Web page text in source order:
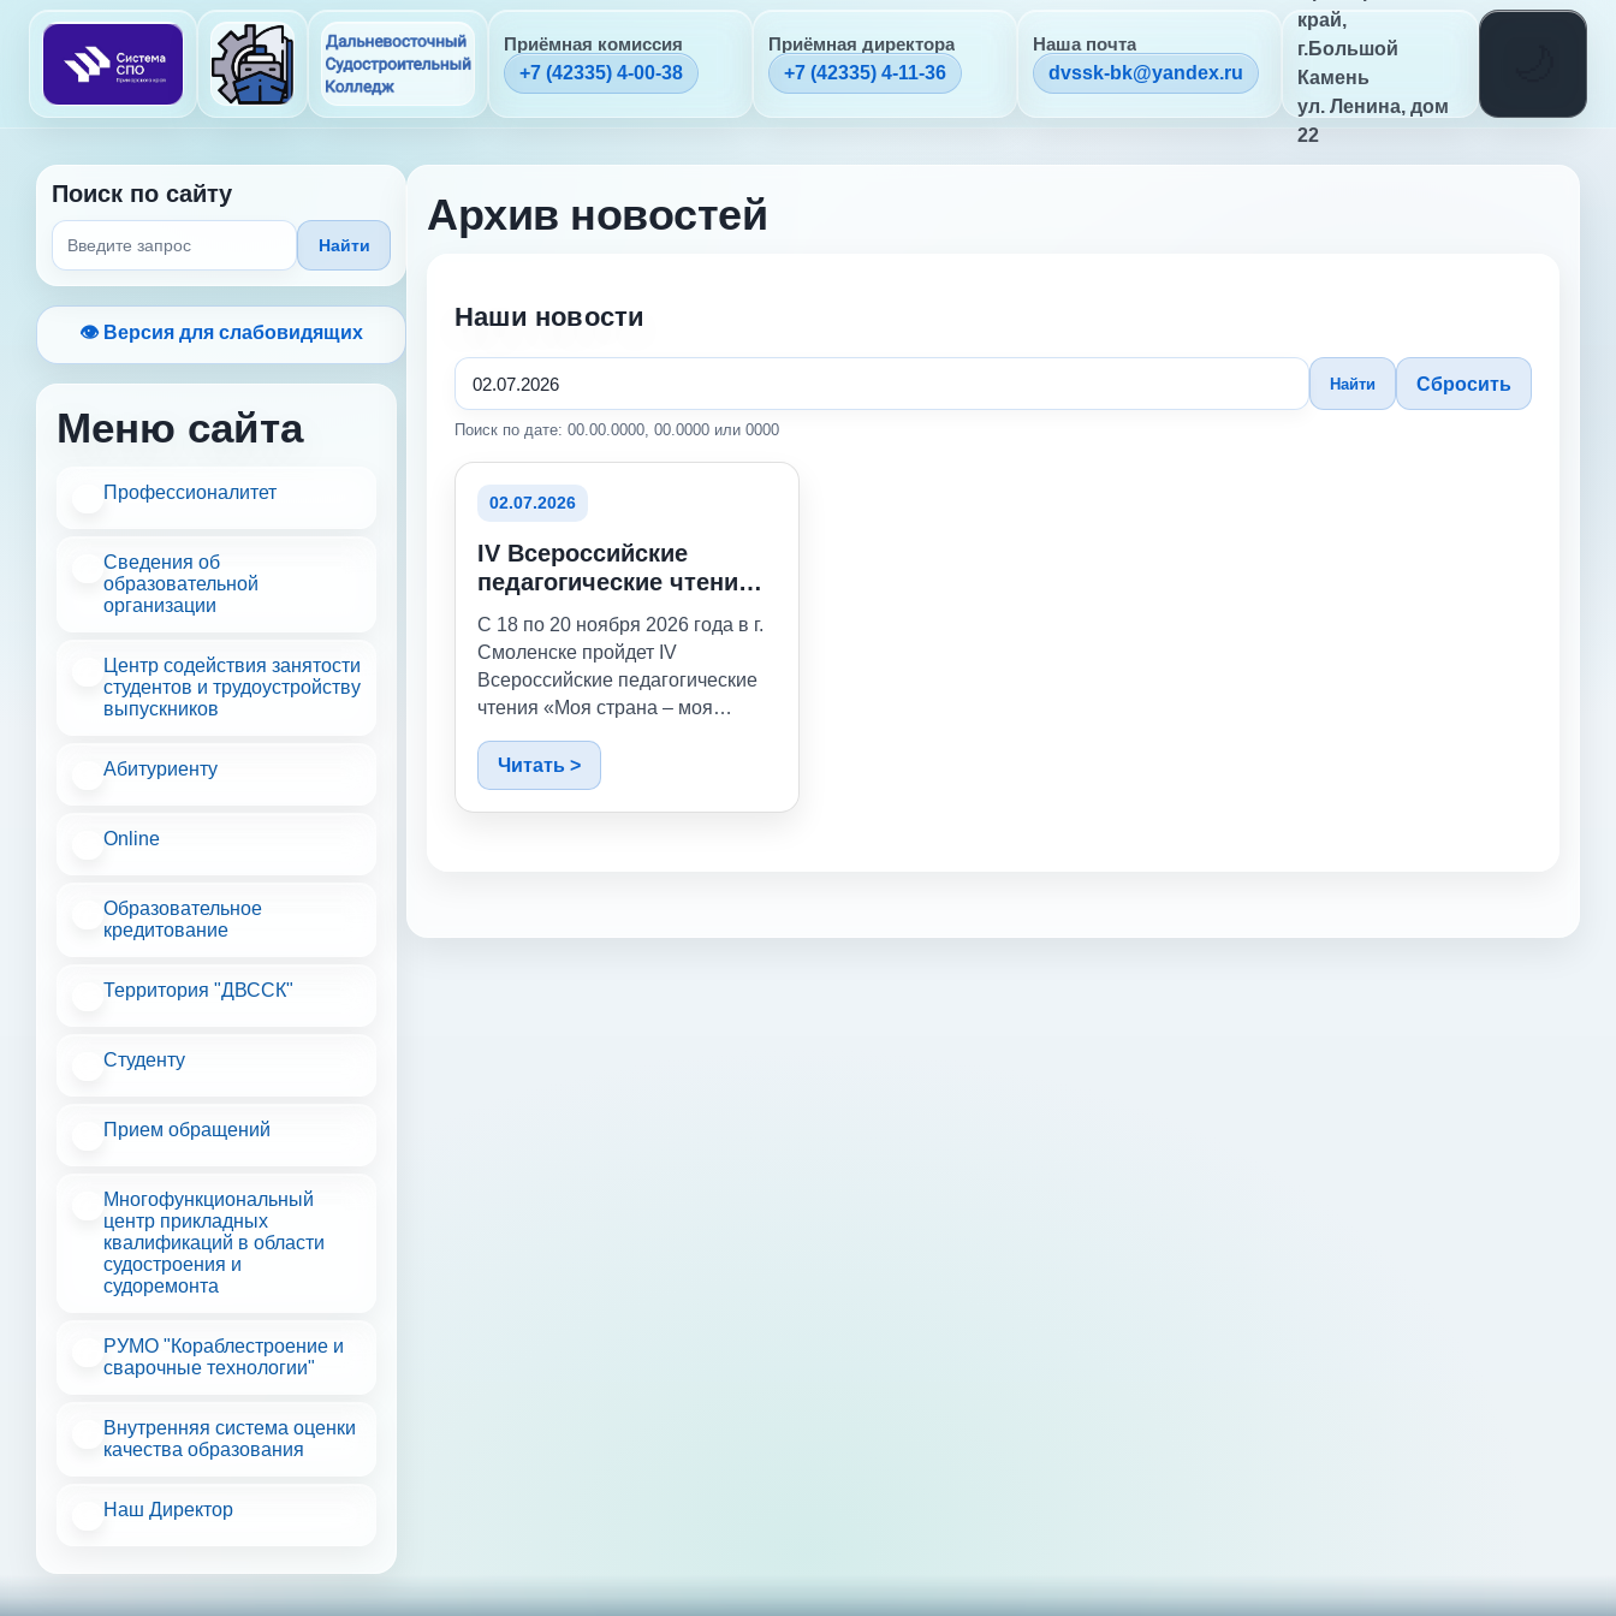
Приёмная комиссия
+7 (42335) 4-00-38
Приёмная директора
+7 (42335) 4-11-36
Наша почта
dvssk-bk@yandex.ru
край,
г.Большой
Камень
ул. Ленина, дом
22
Поиск по сайту
Найти
👁 Версия для слабовидящих
Меню сайта
Профессионалитет
Сведения об
образовательной
организации
Центр содействия занятости
студентов и трудоустройству
выпускников
Абитуриенту
Online
Образовательное
кредитование
Территория "ДВССК"
Студенту
Прием обращений
Многофункциональный
центр прикладных
квалификаций в области
судостроения и
судоремонта
РУМО "Кораблестроение и
сварочные технологии"
Внутренняя система оценки
качества образования
Наш Директор
Архив новостей
Наши новости
Найти Сбросить
Поиск по дате: 00.00.0000, 00.0000 или 0000
02.07.2026
IV Всероссийские
педагогические чтения
«Моя страна – моя
Россия»!
С 18 по 20 ноября 2026 года в г.
Смоленске пройдет IV
Всероссийские педагогические
чтения «Моя страна – моя
организовано в рамках
Всероссийского конкурса при
поддержке Министерства науки
Читать >